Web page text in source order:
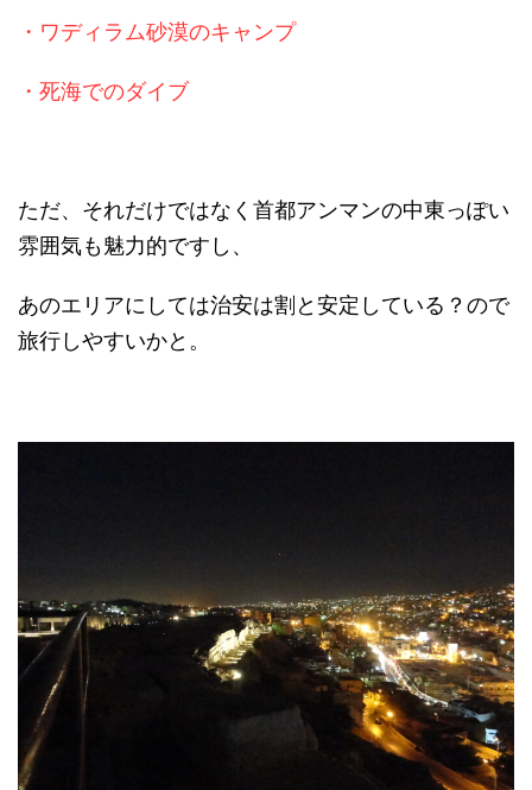
・ワディラム砂漠のキャンプ
・死海でのダイブ
ただ、それだけではなく首都アンマンの中東っぽい
雰囲気も魅力的ですし、
あのエリアにしては治安は割と安定している？ので
旅行しやすいかと。